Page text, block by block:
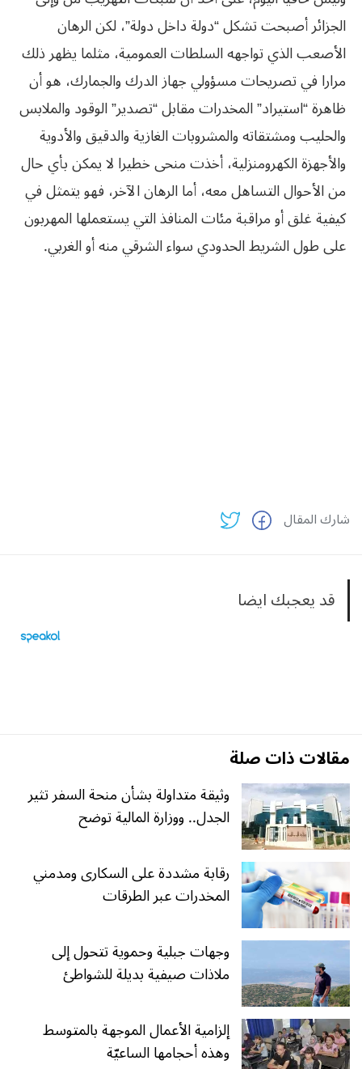
الجزائر أصبحت تشكل “دولة داخل دولة”، لكن الرهان
الأصعب الذي تواجهه السلطات العمومية، مثلما يظهر ذلك
مرارا في تصريحات مسؤولي جهاز الدرك والجمارك، هو أن
ظاهرة “استيراد” المخدرات مقابل “تصدير” الوقود والملابس
والحليب ومشتقاته والمشروبات الغازية والدقيق والأدوية
والأجهزة الكهرومنزلية، أخذت منحى خطيرا لا يمكن بأي حال
من الأحوال التساهل معه، أما الرهان الآخر، فهو يتمثل في
كيفية غلق أو مراقبة مئات المنافذ التي يستعملها المهربون
على طول الشريط الحدودي سواء الشرقي‮ ‬منه‮ ‬أو‮ ‬الغربي‮. ‬
شارك المقال
قد يعجبك ايضا
مقالات ذات صلة
وثيقة متداولة بشأن منحة السفر تثير
الجدل.. ووزارة المالية توضح
رقابة مشددة على السكارى ومدمني
المخدرات عبر الطرقات
وجهات جبلية وحموية تتحول إلى
ملاذات صيفية بديلة للشواطئ
إلزامية الأعمال الموجهة بالمتوسط
وهذه أحجامها الساعيّة